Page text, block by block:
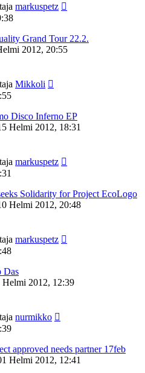
markuspetz
Grand Tour 22.2.
2012, 20:55
Mikkoli
Disco Inferno EP
Helmi 2012, 18:31
markuspetz
Solidarity for Project EcoLogo
Helmi 2012, 20:48
markuspetz
Das
Helmi 2012, 12:39
nurmikko
approved needs partner 17feb
Helmi 2012, 12:41